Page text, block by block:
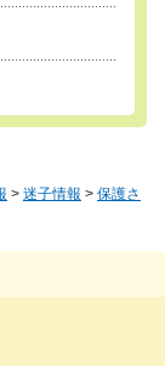
> 迷子情報 > 保護さ